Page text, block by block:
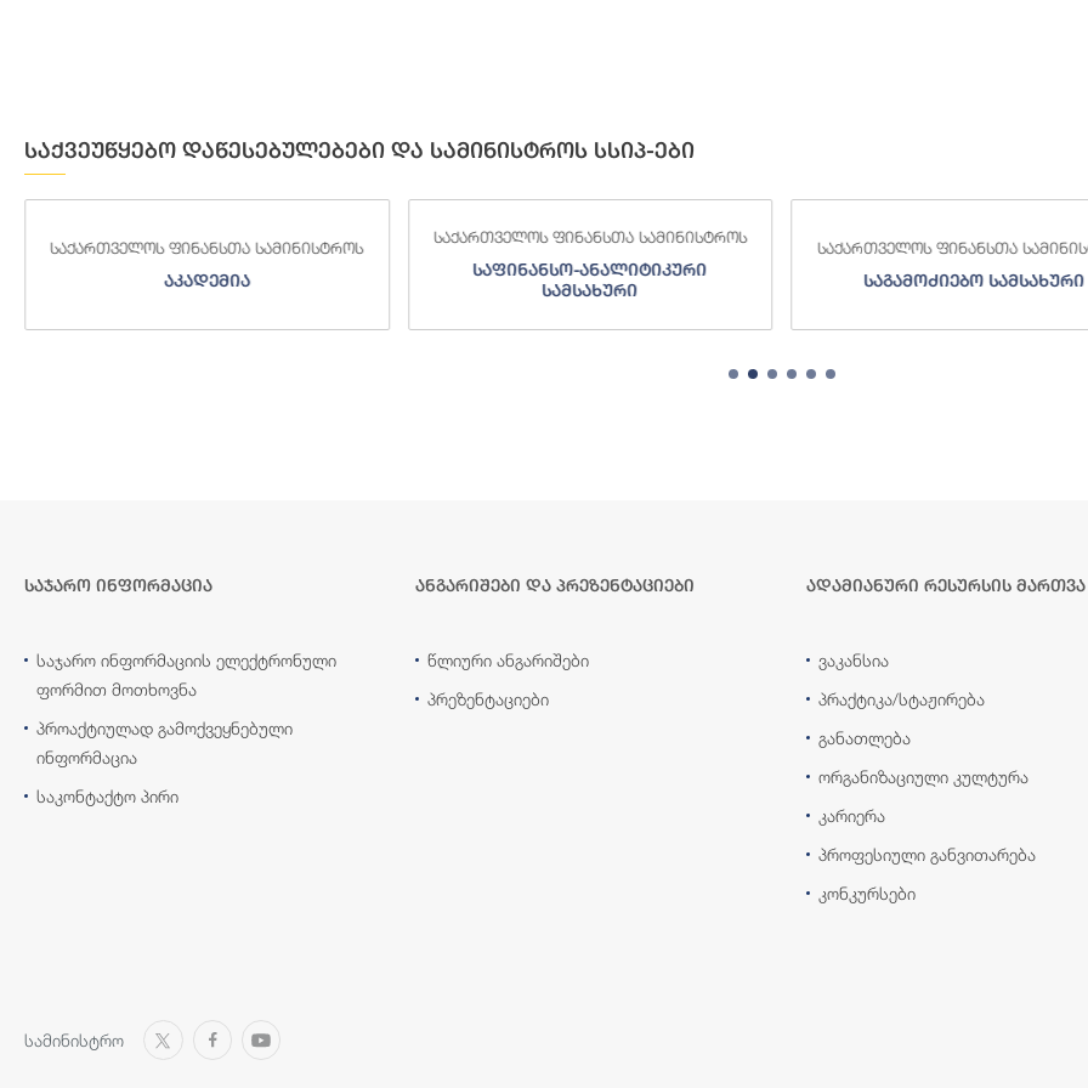
საქვეუწყებო დაწესებულებები და სამინისტროს სსიპ-ები
საფინანსო-ანალიტიკური
სამსახური
საქართველოს ფინანსთა სამინისტროს
საგამოძიებო სამსახური
საქართველოს ფინანსთა
შემოსავლების სამსახური
საჯარო ინფორმაცია
საჯარო ინფორმაციის ელექტრონული
ფორმით მოთხოვნა
პროაქტიულად გამოქვეყნებული
ინფორმაცია
საკონტაქტო პირი
ანგარიშები და პრეზენტაციები
წლიური ანგარიშები
პრეზენტაციები
ადამიანური რესურსის მართვა
ვაკანსია
პრაქტიკა/სტაჟირება
განათლება
ორგანიზაციული კულტურა
კარიერა
პროფესიული განვითარება
კონკურსები
სამინისტრო